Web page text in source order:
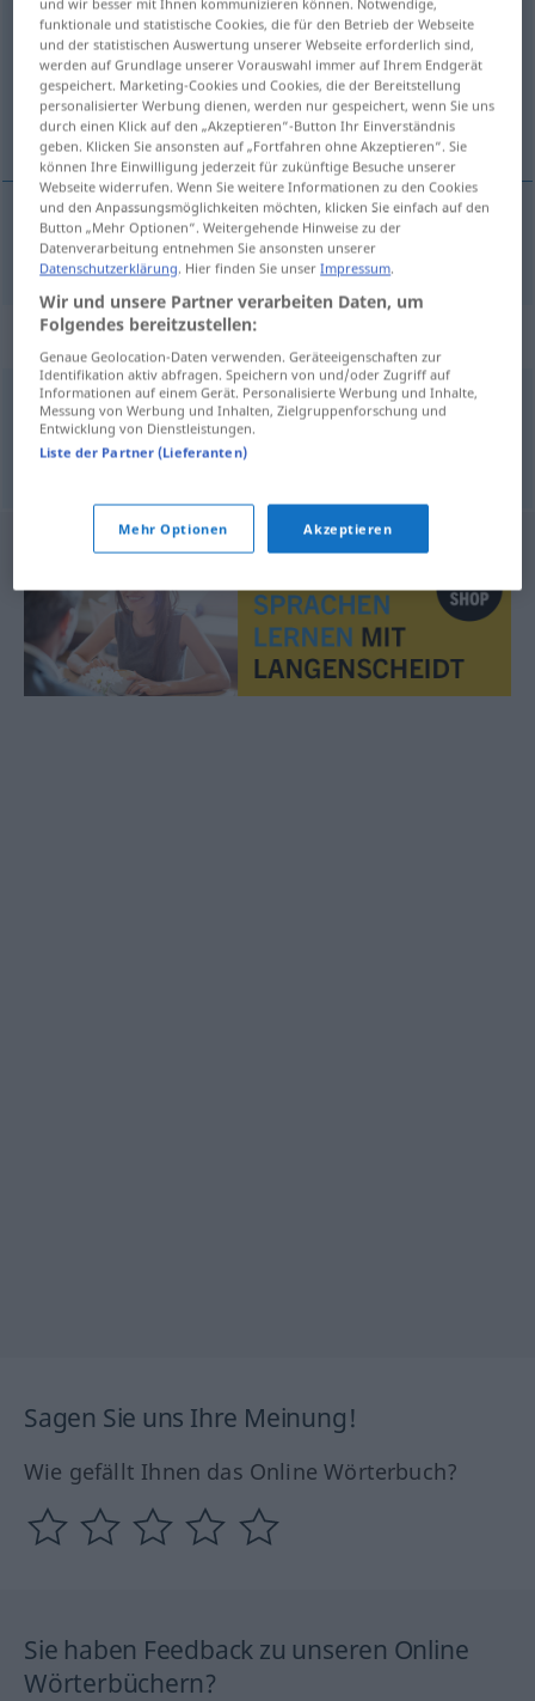
Übersicht aller Übersetzungen
(Für mehr Details die Übersetzung anklicken/antippen)
разврат
разврат Unzucht
Synonyme für "Unzucht"
Geilheit,Lüsternheit,Wollust,Schamlosigkeit,Laster
Sagen Sie uns Ihre Meinung!
Wie gefällt Ihnen das Online Wörterbuch?
Sie haben Feedback zu unseren Online
Wörterbüchern?
funktionale und statistische Cookies, die für den Betrieb der Webseite
und der statistischen Auswertung unserer Webseite erforderlich sind,
werden auf Grundlage unserer Vorauswahl immer auf Ihrem Endgerät
gespeichert. Marketing-Cookies und Cookies, die der Bereitstellung
personalisierter Werbung dienen, werden nur gespeichert, wenn Sie uns
durch einen Klick auf den „Akzeptieren“-Button Ihr Einverständnis
geben. Klicken Sie ansonsten auf „Fortfahren ohne Akzeptieren“. Sie
können Ihre Einwilligung jederzeit für zukünftige Besuche unserer
Webseite widerrufen. Wenn Sie weitere Informationen zu den Cookies
und den Anpassungsmöglichkeiten möchten, klicken Sie einfach auf den
Button „Mehr Optionen“. Weitergehende Hinweise zu der
Datenverarbeitung entnehmen Sie ansonsten unserer
Datenschutzerklärung . Hier finden Sie unserImpressum
Wir und unsere Partner verarbeiten Daten, um
Folgendes bereitzustellen:
Genaue Geolocation-Daten verwenden. Geräteeigenschaften zur
Identifikation aktiv abfragen. Speichern von und/oder Zugriff auf
Informationen auf einem Gerät. Personalisierte Werbung und Inhalte,
Messung von Werbung und Inhalten, Zielgruppenforschung und
Entwicklung von Dienstleistungen.
Liste der Partner (Lieferanten)
Mehr Optionen Akzeptieren